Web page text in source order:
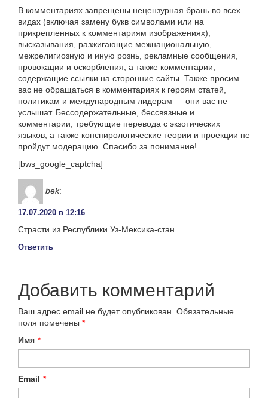
В комментариях запрещены нецензурная брань во всех
видах (включая замену букв символами или на
прикрепленных к комментариям изображениях),
высказывания, разжигающие межнациональную,
межрелигиозную и иную рознь, рекламные сообщения,
провокации и оскорбления, а также комментарии,
содержащие ссылки на сторонние сайты. Также просим
вас не обращаться в комментариях к героям статей,
политикам и международным лидерам — они вас не
услышат. Бессодержательные, бессвязные и
комментарии, требующие перевода с экзотических
языков, а также конспирологические теории и проекции не
пройдут модерацию. Спасибо за понимание!
[bws_google_captcha]
bek:
17.07.2020 в 12:16
Страсти из Республики Уз-Мексика-стан.
Ответить
Добавить комментарий
Ваш адрес email не будет опубликован. Обязательные
поля помечены *
Имя *
Email *